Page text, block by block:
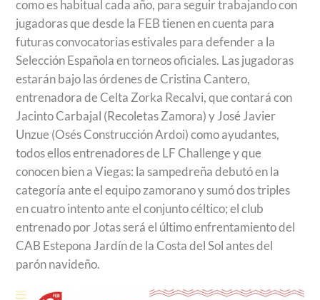
como es habitual cada año, para seguir trabajando con
jugadoras que desde la FEB tienen en cuenta para
futuras convocatorias estivales para defender a la
Selección Española en torneos oficiales. Las jugadoras
estarán bajo las órdenes de Cristina Cantero,
entrenadora de Celta Zorka Recalvi, que contará con
Jacinto Carbajal (Recoletas Zamora) y José Javier
Unzue (Osés Construcción Ardoi) como ayudantes,
todos ellos entrenadores de LF Challenge y que
conocen bien a Viegas: la sampedreña debutó en la
categoría ante el equipo zamorano y sumó dos triples
en cuatro intento ante el conjunto céltico; el club
entrenado por Jotas será el último enfrentamiento del
CAB Estepona Jardín de la Costa del Sol antes del
parón navideño.